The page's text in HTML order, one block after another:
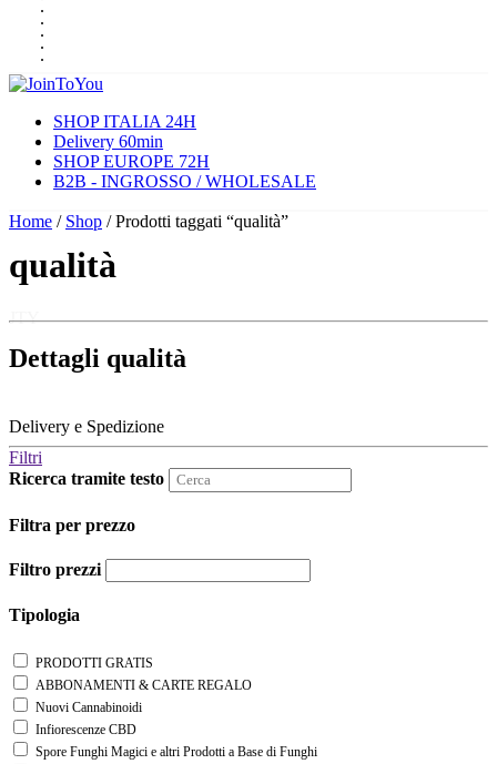
SHOP ITALIA 24H
Delivery 60min
SHOP EUROPE 72H
B2B - INGROSSO / WHOLESALE
Home / Shop / Prodotti taggati “qualità”
qualità
JTY
Dettagli qualità
Delivery e Spedizione
Filtri
Ricerca tramite testo
Filtra per prezzo
Filtro prezzi
Tipologia
PRODOTTI GRATIS
ABBONAMENTI & CARTE REGALO
Nuovi Cannabinoidi
Infiorescenze CBD
Spore Funghi Magici e altri Prodotti a Base di Funghi